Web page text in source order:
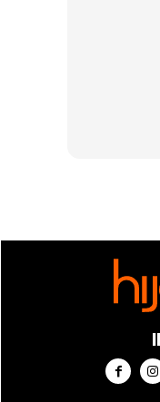
perlindungan sama
sehinggalah mereka
Menerusi hantaran
kesempatan untuk